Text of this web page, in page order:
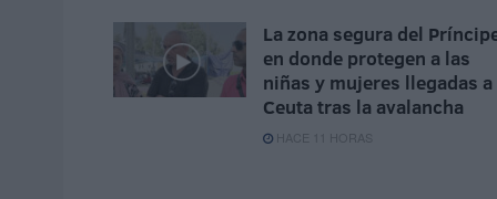
La zona segura del
en donde protegen a las
niñas y mujeres llegadas a
Ceuta tras la avalancha
HACE 11 HORAS